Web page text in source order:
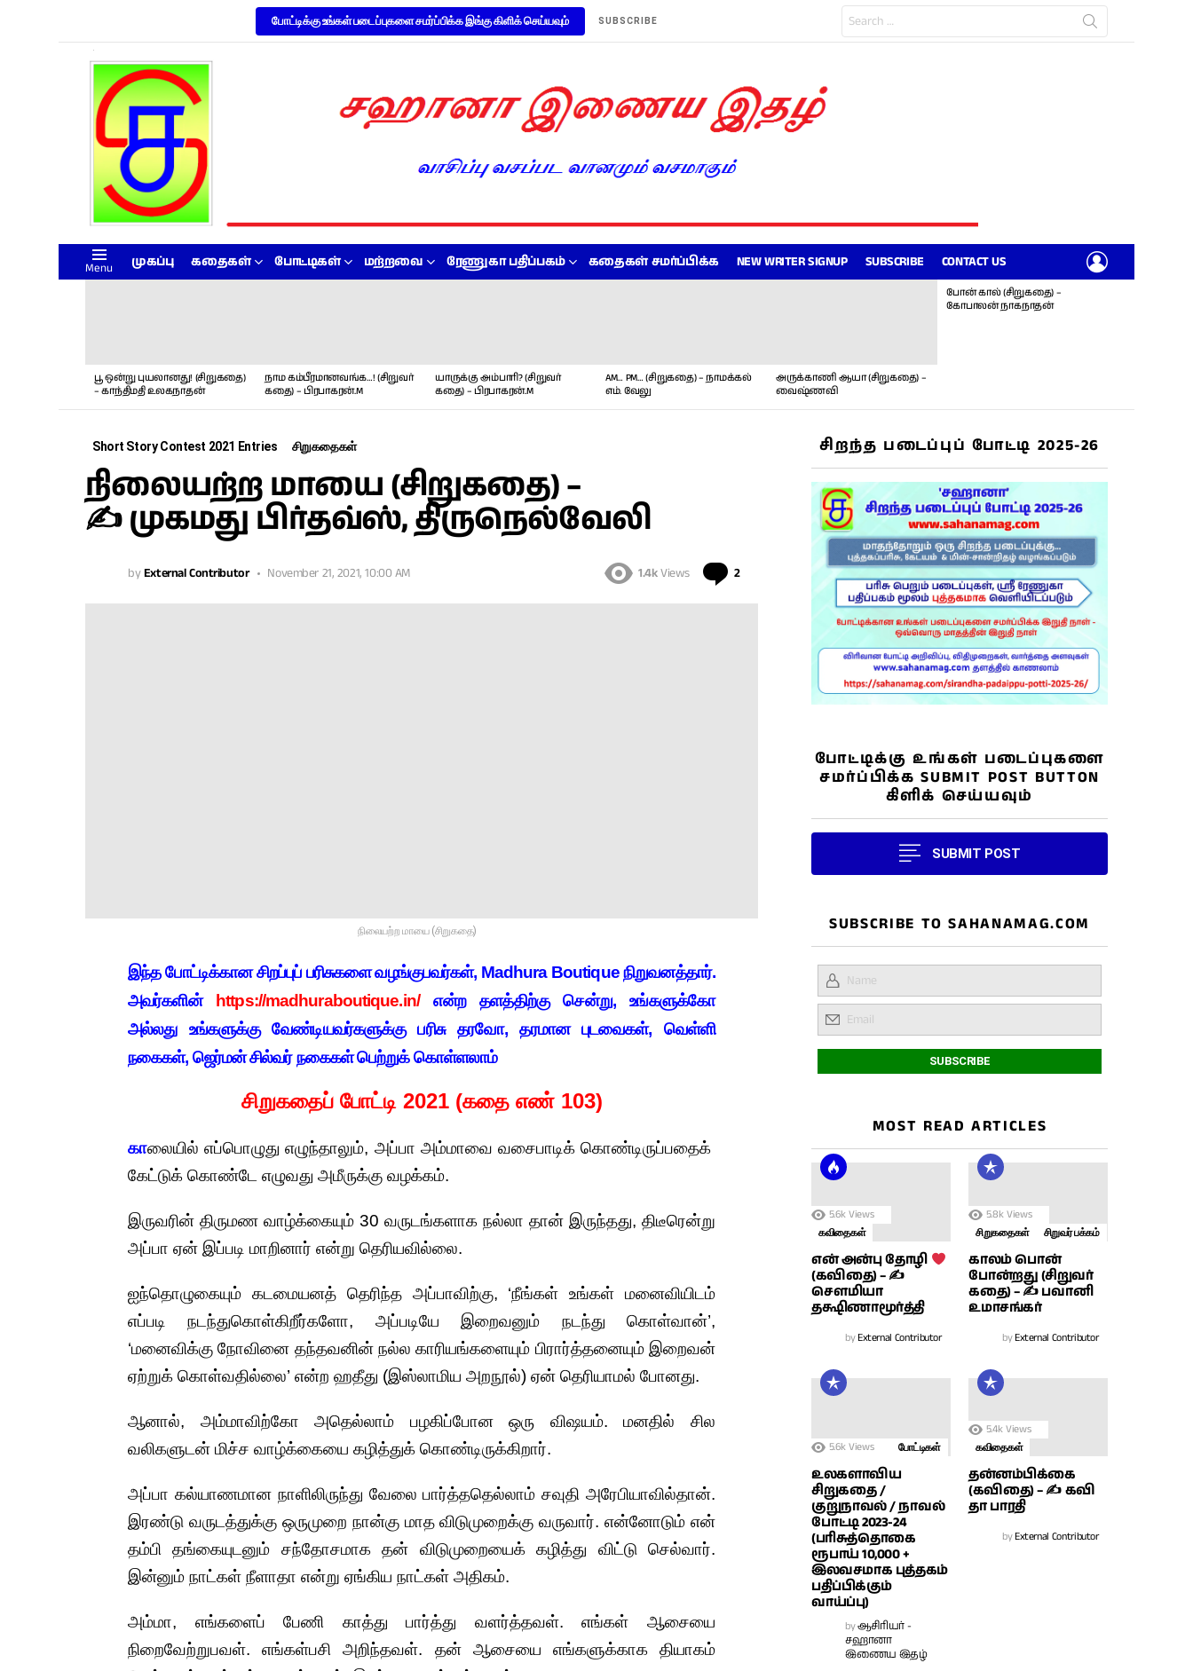
போட்டிக்கு உங்கள் படைப்புகளை சமர்ப்பிக்க இங்கு கிளிக் செய்யவும் SUBSCRIBE
for:
Menu முகப்பு கதைகள் போட்டிகள் மற்றவை ரேணுகா பதிப்பகம் கதைகள் சமர்ப்பிக்க NEW WRITER SIGNUP SUBSCRIBE CONTACT US
பூ ஒன்று புயலானது! (சிறுகதை)
– காந்திமதி உலகநாதன்
நாம கம்பீரமானவங்க…! (சிறுவர்
கதை) – பிரபாகரன்.M
யாருக்கு அம்பாரி? (சிறுவர்
கதை) – பிரபாகரன்.M
AM… PM… (சிறுகதை) – நாமக்கல்
எம். வேலு
அருக்காணி ஆயா (சிறுகதை) –
வைஷ்ணவி
போன் கால் (சிறுகதை) –
கோபாலன் நாகநாதன்
Short Story Contest 2021 Entries சிறுகதைகள்
நிலையற்ற மாயை (சிறுகதை) –
✍ முகமது பிர்தவ்ஸ், திருநெல்வேலி
byExternal Contributor November 21, 2021, 10:00 AM 1.4k Views 2
நிலையற்ற மாயை (சிறுகதை)
இந்த போட்டிக்கான சிறப்புப் பரிசுகளை வழங்குபவர்கள், Madhura Boutique நிறுவனத்தார்.
அவர்களின் https://madhuraboutique.in/என்ற தளத்திற்கு சென்று, உங்களுக்கோ
அல்லது உங்களுக்கு வேண்டியவர்களுக்கு பரிசு தரவோ, தரமான புடவைகள், வெள்ளி
நகைகள், ஜெர்மன் சில்வர் நகைகள் பெற்றுக் கொள்ளலாம்
சிறுகதைப் போட்டி 2021 (கதை எண் 103)
காலையில் எப்பொழுது எழுந்தாலும், அப்பா அம்மாவை வசைபாடிக் கொண்டிருப்பதைக்
கேட்டுக் கொண்டே எழுவது அமீருக்கு வழக்கம்.
இருவரின் திருமண வாழ்க்கையும் 30 வருடங்களாக நல்லா தான் இருந்தது, திடீரென்று
அப்பா ஏன் இப்படி மாறினார் என்று தெரியவில்லை.
ஐந்தொழுகையும் கடமையனத் தெரிந்த அப்பாவிற்கு, ‘நீங்கள் உங்கள் மனைவியிடம்
எப்படி நடந்துகொள்கிறீர்களோ, அப்படியே இறைவனும் நடந்து கொள்வான்’,
‘மனைவிக்கு நோவினை தந்தவனின் நல்ல காரியங்களையும் பிரார்த்தனையும் இறைவன்
ஏற்றுக் கொள்வதில்லை’ என்ற ஹதீது (இஸ்லாமிய அறநூல்) ஏன் தெரியாமல் போனது.
ஆனால், அம்மாவிற்கோ அதெல்லாம் பழகிப்போன ஒரு விஷயம். மனதில் சில
வலிகளுடன் மிச்ச வாழ்க்கையை கழித்துக் கொண்டிருக்கிறார்.
அப்பா கல்யாணமான நாளிலிருந்து வேலை பார்த்ததெல்லாம் சவுதி அரேபியாவில்தான்.
இரண்டு வருடத்துக்கு ஒருமுறை நான்கு மாத விடுமுறைக்கு வருவார். என்னோடும் என்
தம்பி தங்கையுடனும் சந்தோசமாக தன் விடுமுறையைக் கழித்து விட்டு செல்வார்.
இன்னும் நாட்கள் நீளாதா என்று ஏங்கிய நாட்கள் அதிகம்.
அம்மா, எங்களைப் பேணி காத்து பார்த்து வளர்த்தவள். எங்கள் ஆசையை
நிறைவேற்றுபவள். எங்கள்பசி அறிந்தவள். தன் ஆசையை எங்களுக்காக தியாகம்
சிறந்த படைப்புப் போட்டி 2025-26
போட்டிக்கு உங்கள் படைப்புகளை
சமர்ப்பிக்க SUBMIT POST BUTTON
கிளிக் செய்யவும்
SUBMIT POST
SUBSCRIBE TO SAHANAMAG.COM
MOST READ ARTICLES
5.6k Views
கவிதைகள்
என் அன்பு தோழி
(கவிதை) – ✍
சௌமியா
தக்ஷிணாமூர்த்தி
byExternal Contributor
5.8k Views
சிறுகதைகள் சிறுவர் பக்கம்
காலம் பொன்
போன்றது (சிறுவர்
கதை) – ✍ பவானி
உமாசங்கர்
byExternal Contributor
5.6k Views போட்டிகள்
உலகளாவிய
சிறுகதை /
குறுநாவல் / நாவல்
போட்டி 2023-24
(பரிசுத்தொகை
ரூபாய் 10,000 +
இலவசமாக புத்தகம்
பதிப்பிக்கும்
வாய்ப்பு)
byஆசிரியர் -
சஹானா
இணைய இதழ்
5.4k Views
கவிதைகள்
தன்னம்பிக்கை
(கவிதை) – ✍ கவி
தா பாரதி
byExternal Contributor